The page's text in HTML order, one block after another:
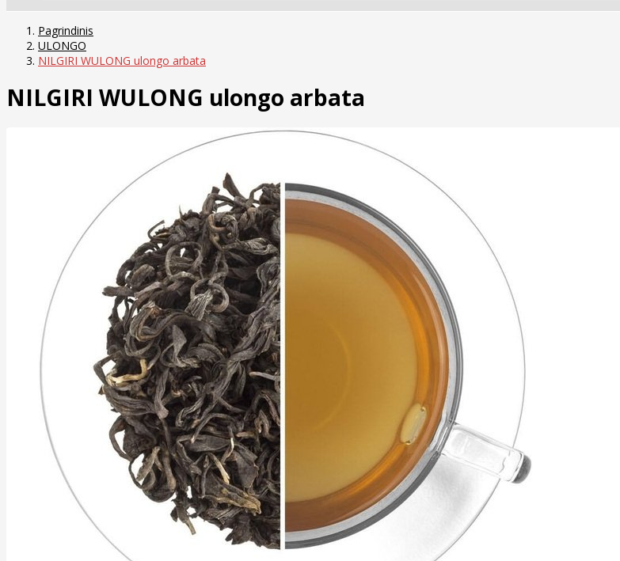
Pagrindinis
ULONGO
NILGIRI WULONG ulongo arbata
NILGIRI WULONG ulongo arbata